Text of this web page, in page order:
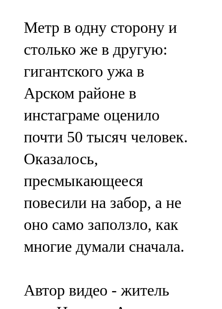
Чистай
103,0 FM
Чүпрәле
91,0 FM
Шәмәрдән
102,3 FM
Яңа чишмә
107,0 FM
Яр Чаллы
105,5 FM
Метр в одну сторону и
столько же в другую:
гигантского ужа в
Арском районе в
инстаграме оценило
почти 50 тысяч человек.
Оказалось,
пресмыкающееся
повесили на забор, а не
оно само заползло, как
многие думали сначала.
Автор видео - житель